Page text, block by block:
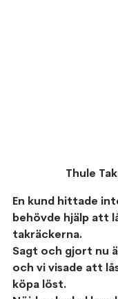
Thule
En kund hittade
behövde hjälp att
takräckerna.
Sagt och gjort nu
och vi visade att
köpa löst.